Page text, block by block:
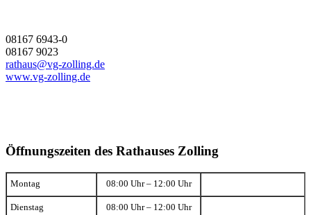
08167 6943-0
08167 9023
rathaus@vg-zolling.de
www.vg-zolling.de
Öffnungszeiten des Rathauses Zolling
Montag 08:00 Uhr – 12:00 Uhr
Dienstag 08:00 Uhr – 12:00 Uhr